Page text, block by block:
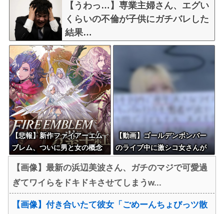
【うわっ…】専業主婦さん、エグい
くらいの不倫が子供にガチバレした
結果…
【悲報】新作ファイアーエム
ブレム、ついに男と女の概念
【動画】ゴールデンボンバー
のライブ中に激シコ女さんが
【画像】最新の浜辺美波さん、ガチのマジで可愛過
ぎてワイらをドキドキさせてしまうw...
【画像】付き合いたて彼女「ごめーんちょびっツ散